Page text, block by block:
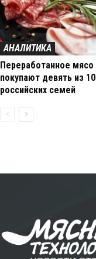
АНАЛИТИКА
Переработанное мясо
покупают девять из 10
российских семей